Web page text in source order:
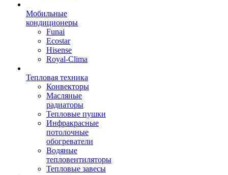
Мобильные
кондиционеры
Funai
Ecostar
Hisense
Royal-Clima
Тепловая техника
Конвекторы
Масляные
радиаторы
Тепловые пушки
Инфракрасные
потолочные
обогреватели
Водяные
тепловентиляторы
Тепловые завесы